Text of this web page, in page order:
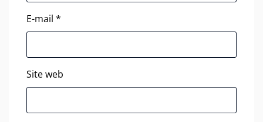
E-mail *
Site web